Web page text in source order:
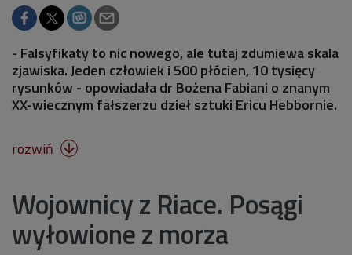
- Falsyfikaty to nic nowego, ale tutaj zdumiewa skala
zjawiska. Jeden człowiek i 500 płócien, 10 tysięcy
rysunków - opowiadała dr Bożena Fabiani o znanym
XX-wiecznym fałszerzu dzieł sztuki Ericu Hebbornie.
rozwiń 
Wojownicy z Riace. Posągi
wyłowione z morza